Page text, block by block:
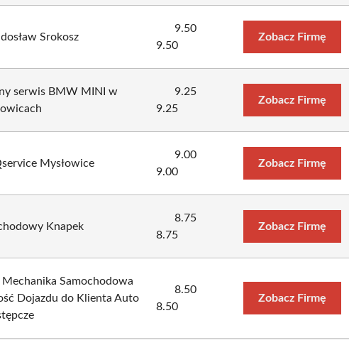
Srokosz
9.50
9.50
Zobacz Firmę
serwis BMW MINI w
9.25
9.25
Zobacz Firmę
Mysłowice
9.00
9.00
Zobacz Firmę
Knapek
8.75
8.75
Zobacz Firmę
Samochodowa
Dojazdu do Klienta Auto
8.50
8.50
Zobacz Firmę